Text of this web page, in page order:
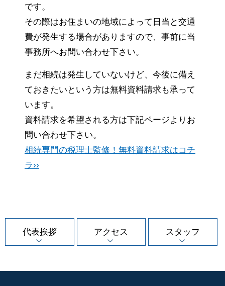
です。
その際はお住まいの地域によって日当と交通
費が発生する場合がありますので、事前に当
事務所へお問い合わせ下さい。
まだ相続は発生していないけど、今後に備え
ておきたいという方は無料資料請求も承って
います。
資料請求を希望される方は下記ページよりお
問い合わせ下さい。
相続専門の税理士監修！無料資料請求はコチ
ラ››
代表挨拶 アクセス スタッフ